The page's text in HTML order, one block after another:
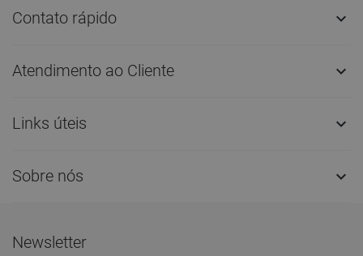
Contato rápido 
Atendimento ao Cliente 
Links úteis 
Sobre nós 
Newsletter